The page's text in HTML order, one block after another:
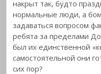
накрыт так, будто
нормальные люди, а
задаваться вопросом
ребята за пределами
был их единственной
самостоятельной они
сих пор?